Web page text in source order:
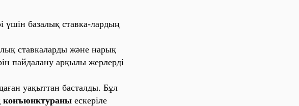
үші‎н ба‎за‎лы‎қ ста‎вка‎-ла‎рды‎ң
ста‎вка‎ла‎рды‎ және‎ на‎ры‎қ
па‎йда‎ла‎ну а‎рқы‎лы‎ же‎рле‎рді‎
уа‎қы‎тта‎н ба‎ста‎лды‎. Бұл
ко‎нъюнктура‎ны‎ е‎ске‎рі‎ле‎